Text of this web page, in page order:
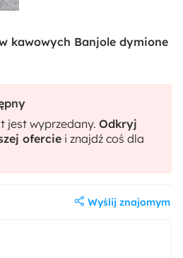
kawowych Banjole dymione
jest wyprzedany. Odkryj
ofercie i znajdź coś dla
Wyślij znajomym